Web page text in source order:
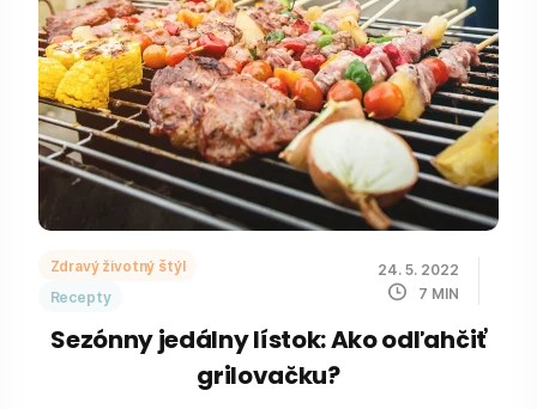
Zdravý životný štýl
Recepty
24. 5. 2022
7 MIN
Sezónny jedálny lístok: Ako odľahčiť
grilovačku?